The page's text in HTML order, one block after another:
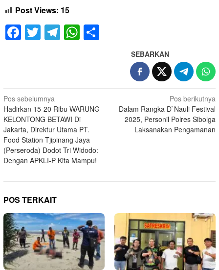
Post Views: 15
Facebook
Twitter
Telegram
WhatsApp
SEBARKAN
Navigasi
pos
Pos sebelumnya
Hadirkan 15-20 Ribu WARUNG
KELONTONG BETAWI Di
Jakarta, Direktur Utama PT.
Food Station Tjipinang Jaya
(Perseroda) Dodot Tri Widodo:
Dengan APKLI-P Kita Mampu!
Pos berikutnya
Dalam Rangka D`Nauli Festival
2025, Personil Polres Sibolga
Laksanakan Pengamanan
POS TERKAIT